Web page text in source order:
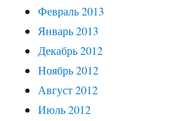
Февраль 2013
Январь 2013
Декабрь 2012
Ноябрь 2012
Август 2012
Июль 2012